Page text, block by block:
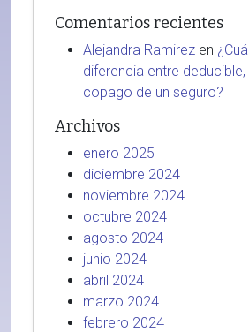
Comentarios recientes
Alejandra Ramirez en
diferencia entre
copago de un seguro?
Archivos
enero 2025
diciembre 2024
noviembre 2024
octubre 2024
agosto 2024
junio 2024
abril 2024
marzo 2024
febrero 2024